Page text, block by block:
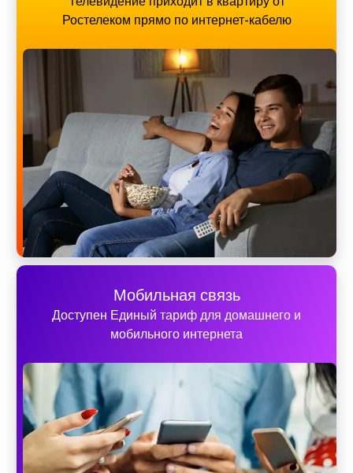
Ростелеком прямо по интернет-кабелю
Мобильная связь
Доступен Единый тариф для домашнего и
мобильного интернета